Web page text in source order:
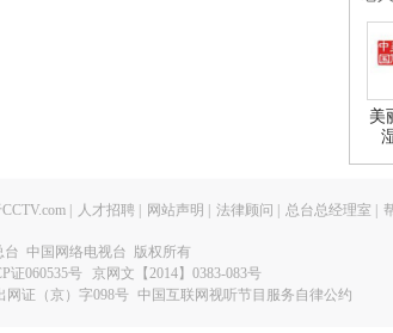
美
人才招聘 网站声明 法律顾问 总台总经理室
台 中国网络电视台 版权所有
证060535号
京网文【2014】0383-083号
网证（京）字098号 中国互联网视听节目服务自律公约